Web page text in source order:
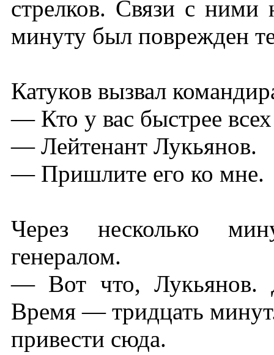
стрелков. Связи с
минуту был поврежден
Катуков вызвал
— Кто у вас быстрее всех
— Лейтенант Лукьянов.
— Пришлите его ко мне.
Через несколько
генералом.
— Вот что, Лукьянов.
Время — тридцать
привести сюда.